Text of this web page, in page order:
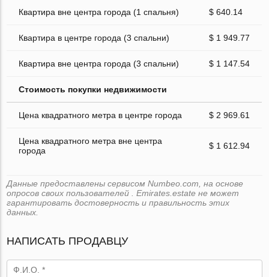
Квартира вне центра города (1 спальня) $ 640.14
Квартира в центре города (3 спальни) $ 1 949.77
Квартира вне центра города (3 спальни) $ 1 147.54
Стоимость покупки недвижимости
Цена квадратного метра в центре города $ 2 969.61
Цена квадратного метра вне центра
города
$ 1 612.94
Данные предоставлены сервисом Numbeo.com, на основе
опросов своих пользователей . Emirates.estate не может
гарантировать достоверность и правильность этих
данных.
НАПИСАТЬ ПРОДАВЦУ